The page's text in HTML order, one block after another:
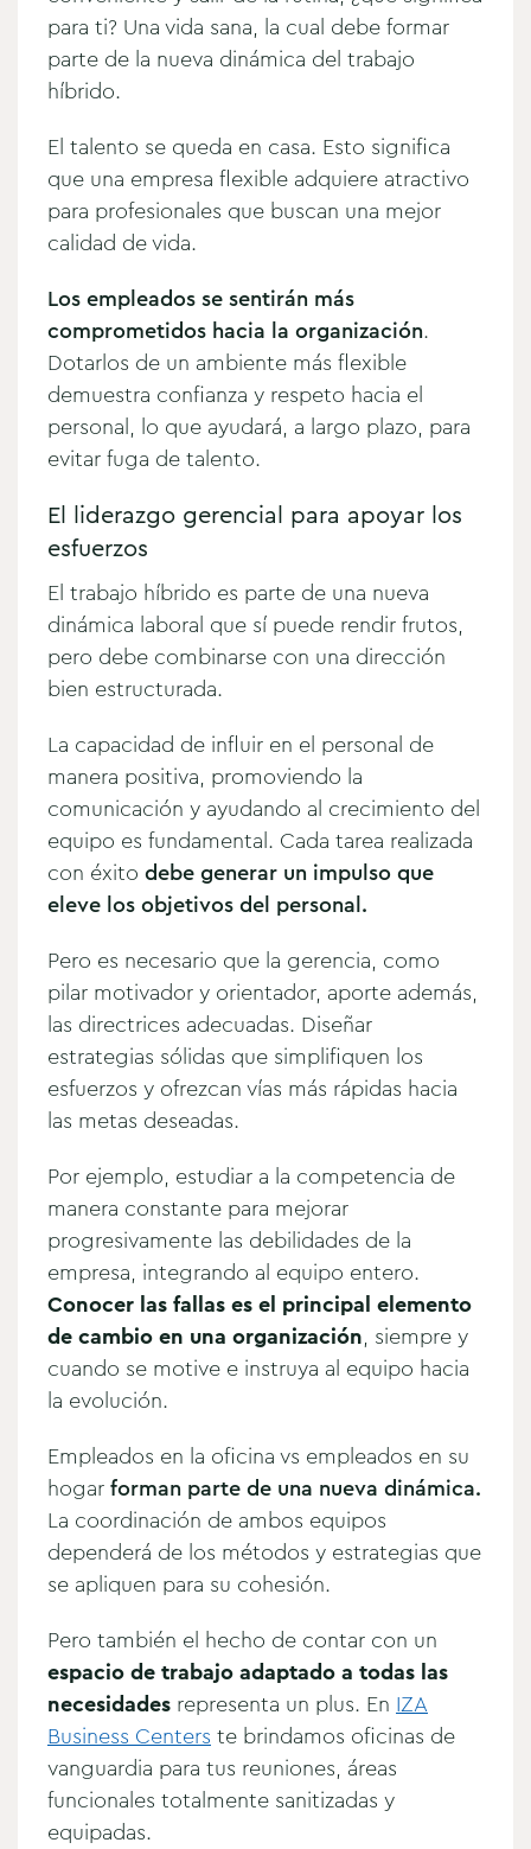
para ti? Una vida sana, la cual debe formar
parte de la nueva dinámica del trabajo
híbrido.
El talento se queda en casa. Esto significa
que una empresa flexible adquiere atractivo
para profesionales que buscan una mejor
calidad de vida.
Los empleados se sentirán más
comprometidos hacia la organización.
Dotarlos de un ambiente más flexible
demuestra confianza y respeto hacia el
personal, lo que ayudará, a largo plazo, para
evitar fuga de talento.
El liderazgo gerencial para apoyar los
esfuerzos
El trabajo híbrido es parte de una nueva
dinámica laboral que sí puede rendir frutos,
pero debe combinarse con una dirección
bien estructurada.
La capacidad de influir en el personal de
manera positiva, promoviendo la
comunicación y ayudando al crecimiento del
equipo es fundamental. Cada tarea realizada
con éxito debe generar un impulso que
eleve los objetivos del personal.
Pero es necesario que la gerencia, como
pilar motivador y orientador, aporte además,
las directrices adecuadas. Diseñar
estrategias sólidas que simplifiquen los
esfuerzos y ofrezcan vías más rápidas hacia
las metas deseadas.
Por ejemplo, estudiar a la competencia de
manera constante para mejorar
progresivamente las debilidades de la
empresa, integrando al equipo entero.
Conocer las fallas es el principal elemento
de cambio en una organización, siempre y
cuando se motive e instruya al equipo hacia
la evolución.
Empleados en la oficina vs empleados en su
hogarforman parte de una nueva dinámica.
La coordinación de ambos equipos
dependerá de los métodos y estrategias que
se apliquen para su cohesión.
Pero también el hecho de contar con un
espacio de trabajo adaptado a todas las
necesidades representa un plus. En IZA
Business Centers te brindamos oficinas de
vanguardia para tus reuniones, áreas
funcionales totalmente sanitizadas y
equipadas.